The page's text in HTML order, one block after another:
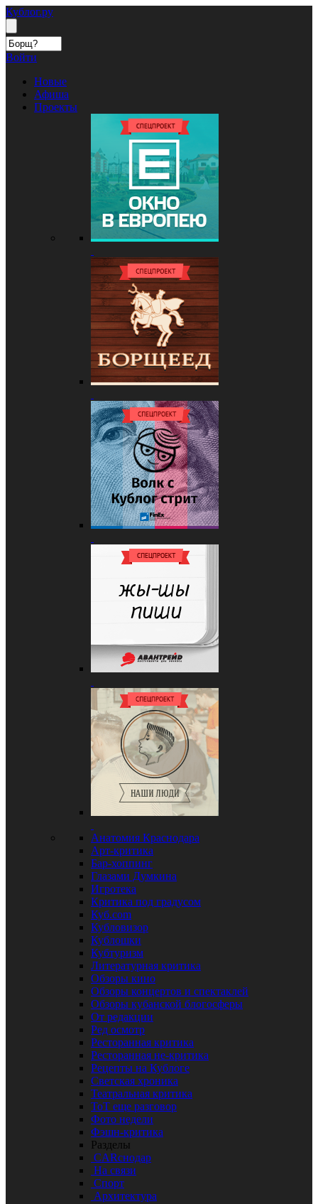
Кублог.ру
Войти
Новые
Афиша
Проекты
Анатомия Краснодара
Арт-критика
Бар-хоппинг
Глазами Думкина
Игротека
Критика под градусом
Куб.com
Кубловизор
Кублошки
Кубтуризм
Литературная критика
Обзоры кино
Обзоры концертов и спектаклей
Обзоры кубанской блогосферы
От редакции
Ред осмотр
Ресторанная критика
Ресторанная не-критика
Рецепты на Кублоге
Светская хроника
Театральная критика
ТоТ еще разговор
Фото недели
Фэшн-критика
Разделы
CARснодар
На связи
Спорт
Архитектура